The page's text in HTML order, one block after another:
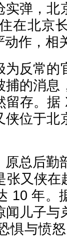
弹，北
在北京
作，相
反常的
的消息
存。据
位于北
总后勤
张又侠在
10 年。
儿子与
惧与愤